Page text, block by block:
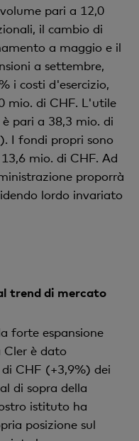
pari a 12,0
il cambio di
a maggio e il
a settembre,
i costi d'esercizio,
mio. di CHF. L'utile
pari a 38,3 mio. di
I fondi propri sono
mio. di CHF. Ad
proporrà
lordo invariato
trend di mercato
forte espansione
Cler è dato
CHF (+3,9%) dei
di sopra della
istituto ha
posizione sul